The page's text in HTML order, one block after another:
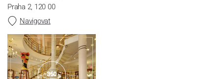
Praha 2, 120 00
Navigovat